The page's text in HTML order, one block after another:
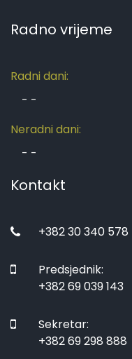
Radno vrijeme
Radni dani:
- -
Neradni dani:
- -
Kontakt
+382 30 340 578
Predsjednik:
+382 69 039 143
Sekretar:
+382 69 298 888